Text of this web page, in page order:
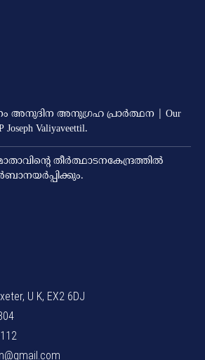
അനുദിന അനുഗ്രഹ പ്രാർത്ഥന | Our
Valiyaveettil.
തീര്‍ത്ഥാടനകേന്ദ്രത്തില്‍
U K, EX2 6DJ